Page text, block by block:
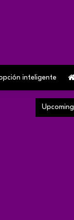
inteligente